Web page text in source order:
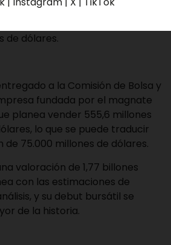
acciones a 135 dólares en
de dólares.
a la Comisión de Bolsa y
fundada por el magnate
planea vender 555,6 millones
lo que se puede traducir
de 75.000 millones de dólares.
valoración de 1,77 billones
con las estimaciones de
y su debut bursátil se
de la historia.